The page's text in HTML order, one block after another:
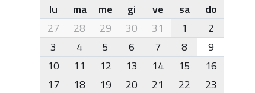
month-
8
lu ma me gi ve sa
do
27
28 29 30 31 1
2
3
4 5 6 7 8
9
10
11 12 13 14 15
16
17
18 19 20 21 22
23